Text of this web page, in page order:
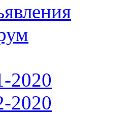
2020
2020